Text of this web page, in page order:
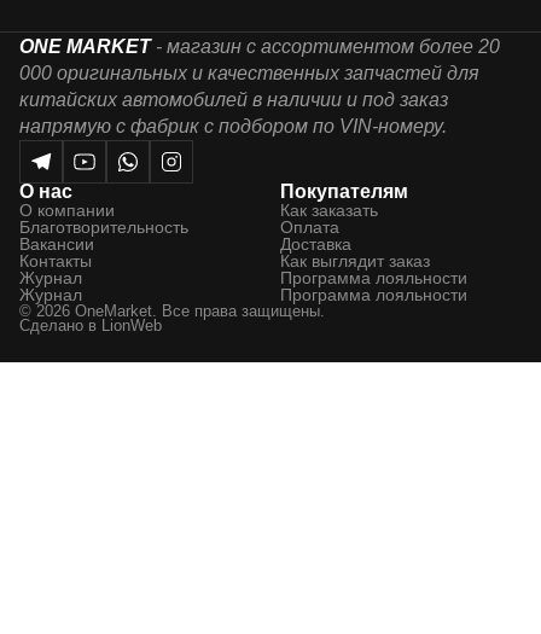
ONE MARKET - магазин с ассортиментом более 20
000 оригинальных и качественных запчастей для
китайских автомобилей в наличии и под заказ
напрямую с фабрик с подбором по VIN-номеру.
О нас
О компании
Благотворительность
Вакансии
Контакты
Журнал
Журнал
Покупателям
Как заказать
Оплата
Доставка
Как выглядит заказ
Программа лояльности
Программа лояльности
© 2026 OneMarket. Все права защищены.
Сделано в
LionWeb